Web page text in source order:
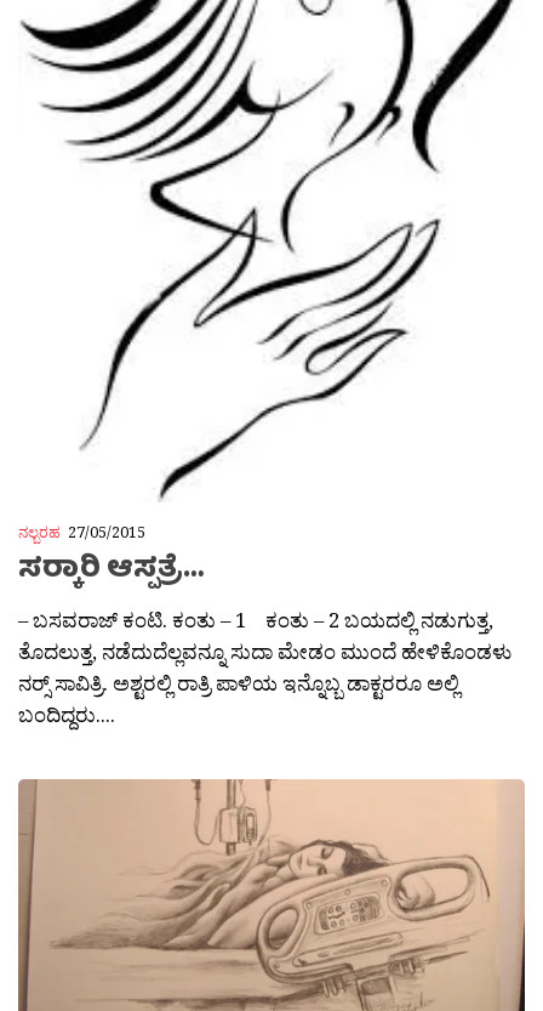
ನಲ್ಬರಹ 27/05/2015
ಸರ‍್ಕಾರಿ ಆಸ್ಪತ್ರೆ…
– ಬಸವರಾಜ್ ಕಂಟಿ. ಕಂತು – 1 ಕಂತು – 2 ಬಯದಲ್ಲಿ ನಡುಗುತ್ತ,
ತೊದಲುತ್ತ, ನಡೆದುದೆಲ್ಲವನ್ನೂ ಸುದಾ ಮೇಡಂ ಮುಂದೆ ಹೇಳಿಕೊಂಡಳು
ನರ‍್ಸ್ ಸಾವಿತ್ರಿ. ಅಶ್ಟರಲ್ಲಿ ರಾತ್ರಿ ಪಾಳಿಯ ಇನ್ನೊಬ್ಬ ಡಾಕ್ಟರರೂ ಅಲ್ಲಿ
ಬಂದಿದ್ದರು....